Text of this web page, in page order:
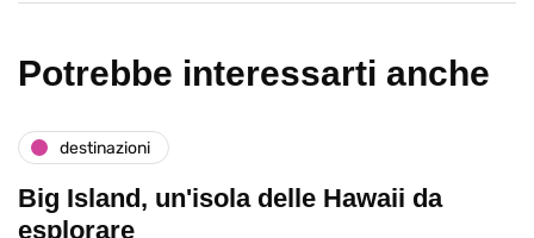
Potrebbe interessarti anche
destinazioni
Big Island, un'isola delle Hawaii da
esplorare